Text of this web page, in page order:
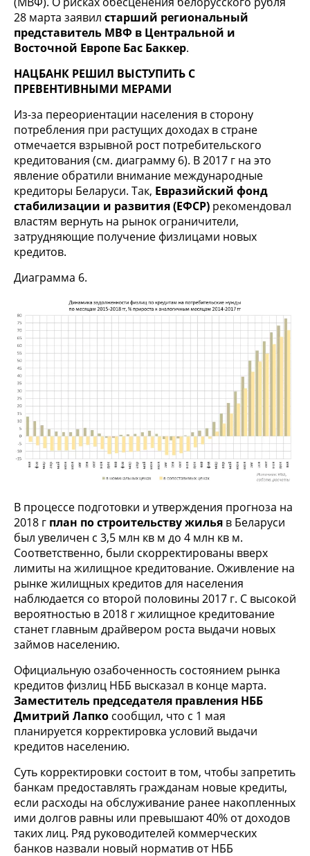
28 марта заявил старший региональный
представитель МВФ в Центральной и
Восточной Европе Бас Баккер.
НАЦБАНК РЕШИЛ ВЫСТУПИТЬ С
ПРЕВЕНТИВНЫМИ МЕРАМИ
Из-за переориентации населения в сторону
потребления при растущих доходах в стране
отмечается взрывной рост потребительского
кредитования (см. диаграмму 6). В 2017 г на это
явление обратили внимание международные
кредиторы Беларуси. Так, Евразийский фонд
стабилизации и развития (ЕФСР) рекомендовал
властям вернуть на рынок ограничители,
затрудняющие получение физлицами новых
кредитов.
Диаграмма 6.
В процессе подготовки и утверждения прогноза на
2018 г план по строительству жилья в Беларуси
был увеличен с 3,5 млн кв м до 4 млн кв м.
Соответственно, были скорректированы вверх
лимиты на жилищное кредитование. Оживление на
рынке жилищных кредитов для населения
наблюдается со второй половины 2017 г. С высокой
вероятностью в 2018 г жилищное кредитование
станет главным драйвером роста выдачи новых
займов населению.
Официальную озабоченность состоянием рынка
кредитов физлиц НББ высказал в конце марта.
Заместитель председателя правления НББ
Дмитрий Лапко сообщил, что с 1 мая
планируется корректировка условий выдачи
кредитов населению.
Суть корректировки состоит в том, чтобы запретить
банкам предоставлять гражданам новые кредиты,
если расходы на обслуживание ранее накопленных
ими долгов равны или превышают 40% от доходов
таких лиц. Ряд руководителей коммерческих
банков назвали новый норматив от НББ